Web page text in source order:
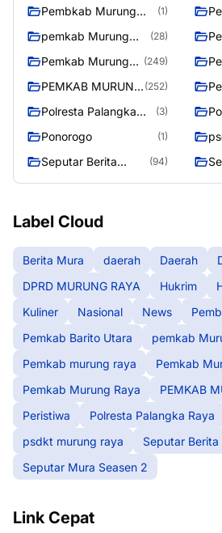
Pembkab Murung
(1)
pemkab Murung
Raya
(28)
Pemkab Murung
raya
(249)
PEMKAB MURUNG
RAYA
(252)
Polresta Palangka
Raya
(3)
Ponorogo (1)
Seputar Berita
(94)
Label Cloud
Berita Mura daerah Daerah
DPRD MURUNG RAYA
Hukrim
Kuliner
Nasional News
Pemkab Barito Utara
pemkab
Pemkab murung raya
Pemkab
Pemkab Murung Raya
PEMKAB
Peristiwa
Polresta Palangka Raya
psdkt murung raya
Seputar
Seputar Mura Seasen 2
Link Cepat